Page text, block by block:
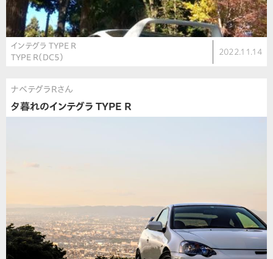
インテグラ TYPE R
TYPE R（DC5）
2022.11.14
ナベテグラRさん
夕暮れのインテグラ TYPE R